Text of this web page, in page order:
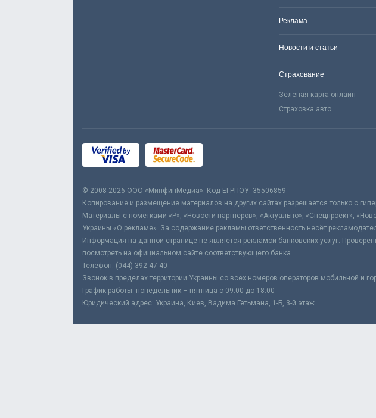
Реклама
Новости и статьи
Страхование
Зеленая карта онлайн
Страховка авто
© 2008-2026 ООО «МинфинМедиа». Код ЕГРПОУ: 35506859
Копирование и размещение материалов на других сайтах разрешается только с
Материалы с пометками «Р», «Новости партнёров», «Актуально», «Спецпроект»,
Украины «О рекламе». За содержание рекламы ответственность несёт
Информация на данной странице не является рекламой банковских услуг.
посмотреть на официальном сайте соответствующего банка.
Телефон: (044) 392-47-40
Звонок в пределах территории Украины со всех номеров операторов мобильной и
График работы: понедельник – пятница с 09:00 до 18:00
Юридический адрес: Украина, Киев, Вадима Гетьмана, 1-Б, 3-й этаж